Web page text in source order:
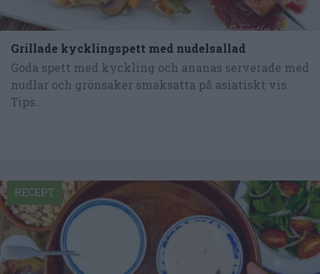
Grillade kycklingspett med nudelsallad
Goda spett med kyckling och ananas serverade med
nudlar och grönsaker smaksatta på asiatiskt vis.
Tips...
RECEPT